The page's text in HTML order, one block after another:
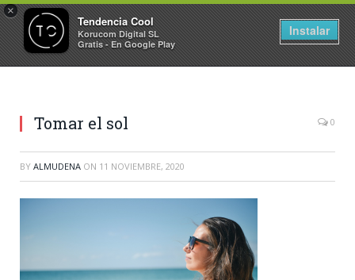
×
Tendencia Cool
Korucom Digital SL
Gratis - En Google Play
Instalar
Tomar el sol 0
BY ALMUDENA ON 11 NOVIEMBRE, 2020